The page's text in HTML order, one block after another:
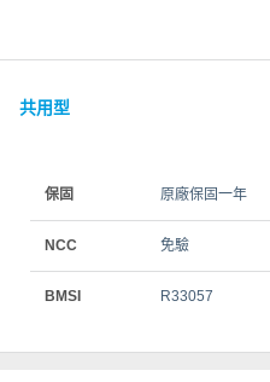
共用型
保固 原廠保固一年
NCC 免驗
BMSI R33057